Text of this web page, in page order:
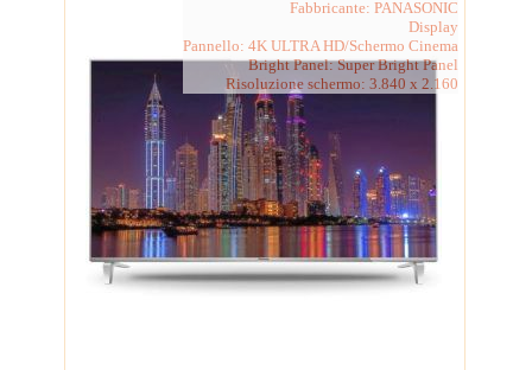
Fabbricante: PANASONIC
Display
Pannello: 4K ULTRA HD/Schermo Cinema
Bright Panel: Super Bright Panel
Risoluzione schermo: 3.840 x 2.160